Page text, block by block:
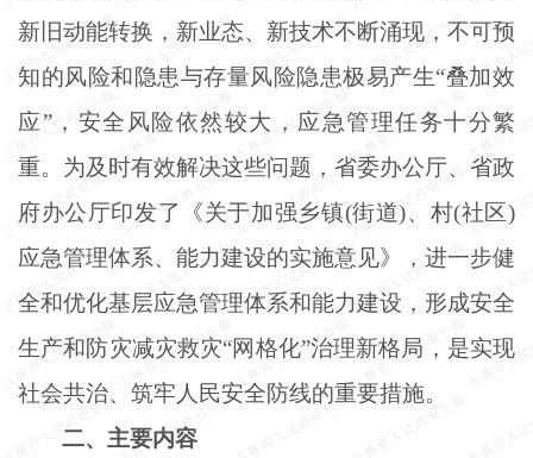
新旧动能转换，新业态、新技术不断涌现，不可预
知的风险和隐患与存量风险隐患极易产生“叠加效
应”，安全风险依然较大，应急管理任务十分繁
重。为及时有效解决这些问题，省委办公厅、省政
府办公厅印发了《关于加强乡镇(街道)、村(社区)
应急管理体系、能力建设的实施意见》，进一步健
全和优化基层应急管理体系和能力建设，形成安全
生产和防灾减灾救灾“网格化”治理新格局，是实现
社会共治、筑牢人民安全防线的重要措施。
二、主要内容